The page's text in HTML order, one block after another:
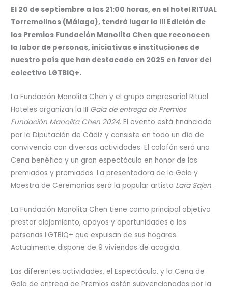
El 20 de septiembre a las 21:00 horas, en el hotel RITUAL
Torremolinos (Málaga), tendrá lugar la III Edición de
los Premios Fundación Manolita Chen que reconocen
la labor de personas, iniciativas e instituciones de
nuestro país que han destacado en 2025 en favor del
colectivo LGTBIQ+.
La Fundación Manolita Chen y el grupo empresarial Ritual
Hoteles organizan la III Gala de entrega de Premios
Fundación Manolita Chen 2024. El evento está financiado
por la Diputación de Cádiz y consiste en todo un día de
convivencia con diversas actividades. El colofón será una
Cena benéfica y un gran espectáculo en honor de los
premiados y premiadas. La presentadora de la Gala y
Maestra de Ceremonias será la popular artista Lara Sajen.
La Fundación Manolita Chen tiene como principal objetivo
prestar alojamiento, apoyos y oportunidades a las
personas LGTBIQ+ que expulsan de sus hogares.
Actualmente dispone de 9 viviendas de acogida.
Las diferentes actividades, el Espectáculo, y la Cena de
Gala de entrega de Premios están subvencionadas por la